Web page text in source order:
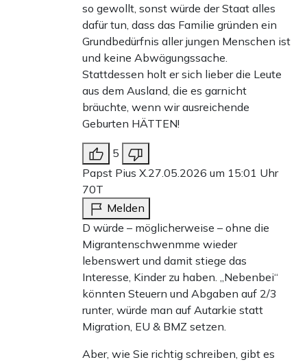
so gewollt, sonst würde der Staat alles
dafür tun, dass das Familie gründen ein
Grundbedürfnis aller jungen Menschen ist
und keine Abwägungssache.
Stattdessen holt er sich lieber die Leute
aus dem Ausland, die es garnicht
bräuchte, wenn wir ausreichende
Geburten HÄTTEN!
5
Papst Pius X.27.05.2026 um 15:01 Uhr
70T
Melden
D würde – möglicherweise – ohne die
Migrantenschwenmme wieder
lebenswert und damit stiege das
Interesse, Kinder zu haben. „Nebenbei“
könnten Steuern und Abgaben auf 2/3
runter, würde man auf Autarkie statt
Migration, EU & BMZ setzen.
Aber, wie Sie richtig schreiben, gibt es